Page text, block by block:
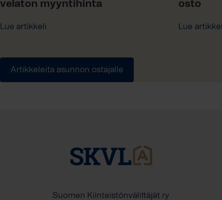
velaton myyntihinta
Lue artikkeli
osto
Lue
Artikkeleita asunnon ostajalle
Suomen Kiinteistönvälittäjät ry